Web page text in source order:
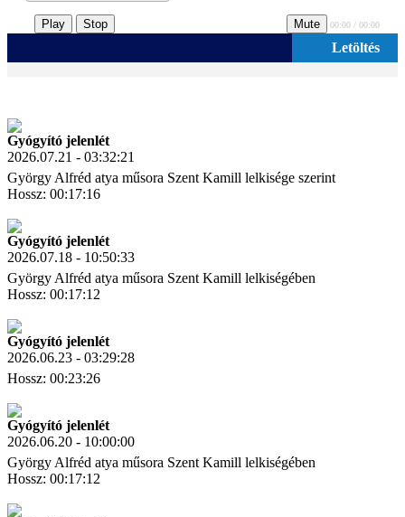
Play Stop Mute 00:00 / 00:00
Letöltés
Gyógyító jelenlét
2026.07.21 - 03:32:21
György Alfréd atya műsora Szent Kamill lelkisége szerint
Hossz: 00:17:16
Gyógyító jelenlét
2026.07.18 - 10:50:33
György Alfréd atya műsora Szent Kamill lelkiségében
Hossz: 00:17:12
Gyógyító jelenlét
2026.06.23 - 03:29:28
Hossz: 00:23:26
Gyógyító jelenlét
2026.06.20 - 10:00:00
György Alfréd atya műsora Szent Kamill lelkiségében
Hossz: 00:17:12